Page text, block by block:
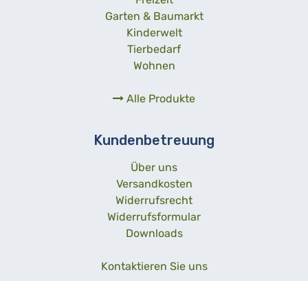
Garten & Baumarkt
Kinderwelt
Tierbedarf
Wohnen
Alle Produkte
Kundenbetreuung
Über uns
Versandkosten
Widerrufsrecht
Widerrufsformular
Downloads
Kontaktieren Sie uns